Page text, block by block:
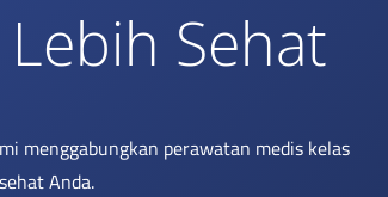
Sehat
menggabungkan perawatan medis kelas
Anda.